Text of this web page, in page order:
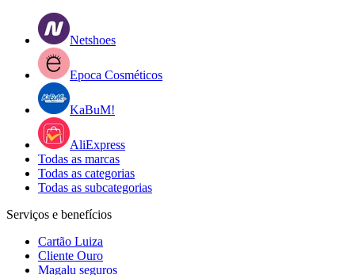
Netshoes
Epoca Cosméticos
KaBuM!
AliExpress
Todas as marcas
Todas as categorias
Todas as subcategorias
Serviços e benefícios
Cartão Luiza
Cliente Ouro
Magalu seguros